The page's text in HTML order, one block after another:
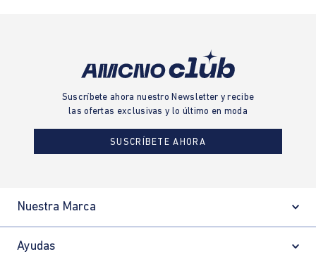
Suscríbete ahora nuestro Newsletter y recibe
las ofertas exclusivas y lo último en moda
SUSCRÍBETE AHORA
Nuestra Marca
Ayudas